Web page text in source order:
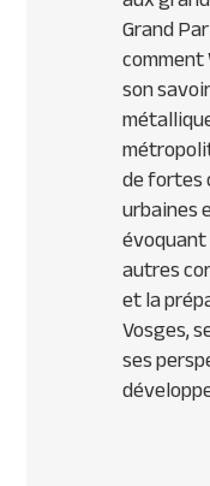
Grand
son
de fortes
urbaines
autres
et la
Vosges,
ses